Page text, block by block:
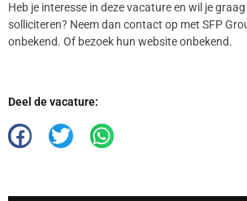
Heb je interesse in deze vacature en wil je
solliciteren? Neem dan contact op met SFP
onbekend. Of bezoek hun website onbekend.
Deel de vacature: